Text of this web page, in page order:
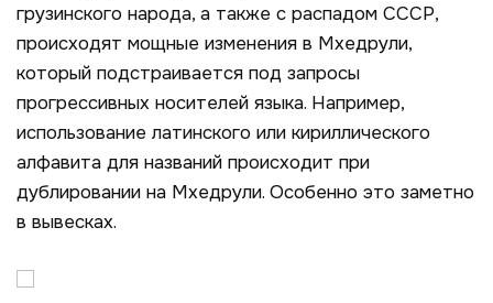
грузинского народа, а также с распадом СССР,
происходят мощные изменения в Мхедрули,
который подстраивается под запросы
прогрессивных носителей языка. Например,
использование латинского или кириллического
алфавита для названий происходит при
дублировании на Мхедрули. Особенно это заметно
в вывесках.